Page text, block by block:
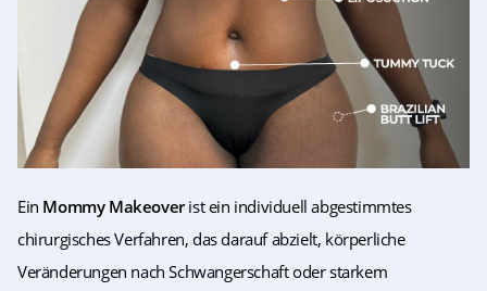
Ein Mommy Makeoverist ein individuell abgestimmtes
chirurgisches Verfahren, das darauf abzielt, körperliche
Veränderungen nach Schwangerschaft oder starkem